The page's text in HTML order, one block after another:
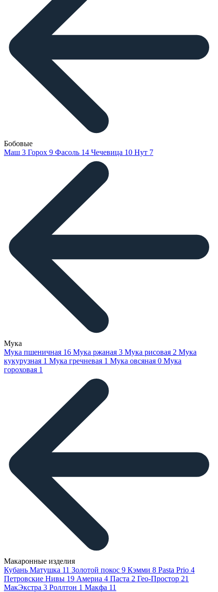
Бобовые
Маш 3 Горох 9 Фасоль 14 Чечевица 10 Нут 7
Мука
Мука пшеничная 16 Мука ржаная 3 Мука рисовая 2 Мука
кукурузная 1 Мука гречневая 1 Мука овсяная 0 Мука
гороховая 1
Макаронные изделия
Кубань Матушка 11 Золотой покос 9 Кэмми 8 Pasta Prio 4
Петровские Нивы 19 Америа 4 Паста 2 Гео-Простор 21
МакЭкстра 3 Роллтон 1 Макфа 11